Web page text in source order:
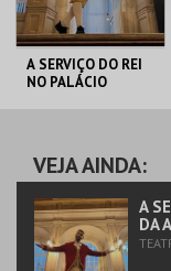
A SERVIÇO DO REI
NO PALÁCIO
DA AJUDA
MAIS INFO
COMPRAR
VEJA AINDA:
A
DA